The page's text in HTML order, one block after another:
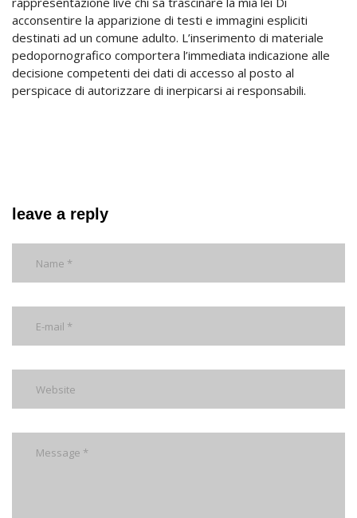
acconsentire la apparizione di testi e immagini espliciti
destinati ad un comune adulto. L’inserimento di materiale
pedopornografico comportera l’immediata indicazione alle
decisione competenti dei dati di accesso al posto al
perspicace di autorizzare di inerpicarsi ai responsabili.
leave a reply